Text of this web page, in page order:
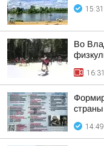
15:31
Во
16:31
14:49